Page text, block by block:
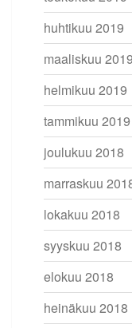
huhtikuu 2019
maaliskuu 2019
helmikuu 2019
tammikuu 2019
joulukuu 2018
marraskuu
lokakuu 2018
syyskuu 2018
elokuu 2018
heinäkuu 2018